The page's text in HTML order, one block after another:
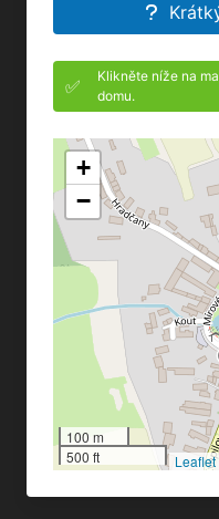
✅
Klikněte níže na
domu.
+
−
100 m
500 ft
Leaflet